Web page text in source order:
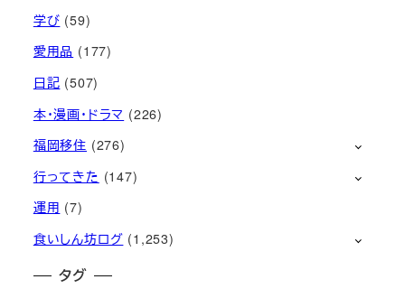
学び (59)
愛用品 (177)
日記 (507)
本・漫画・ドラマ (226)
福岡移住 (276)
行ってきた (147)
運用 (7)
食いしん坊ログ (1,253)
タグ